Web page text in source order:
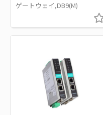
ゲートウェイ,DB9(M)